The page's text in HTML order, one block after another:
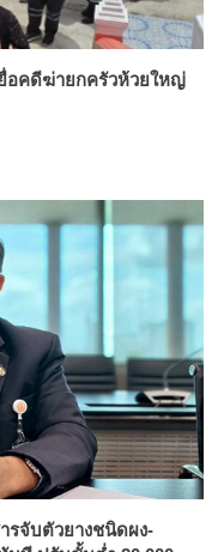
อคดีฆ่ายกครัวห้วยใหญ่
รจับตัวยางชนิดผง-